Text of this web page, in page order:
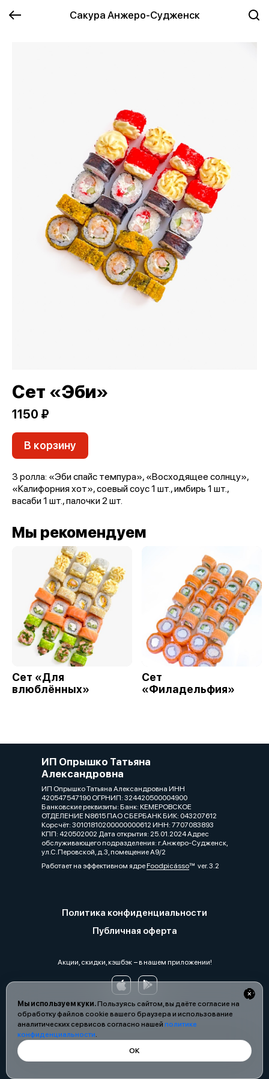
Сакура Анжеро-Судженск
Мы используем куки.Пользуясь сайтом, вы даёте согласие на
обработку файлов cookie вашего браузера и использование
аналитических сервисов согласно нашей политике
конфиденциальности.
ОК
Сет «Эби»
1150 ₽
В корзину
3 ролла: «Эби спайс темпура», «Восходящее солнцу»,
«Калифорния хот», соевый соус 1 шт., имбирь 1 шт.,
васаби 1 шт., палочки 2 шт.
Мы рекомендуем
Сет «Для
влюблённых»
Сет
«Филадельфия»
ИП Опрышко Татьяна
Александровна
ИП Опрышко Татьяна Александровна ИНН
420547547190 ОГРНИП: 324420500004900
Банковские реквизиты: Банк: КЕМЕРОВСКОЕ
ОТДЕЛЕНИЕ N8615 ПАО СБЕРБАНК БИК: 043207612
Корсчёт: 30101810200000000612 ИНН: 7707083893
КПП: 420502002 Дата открытия: 25.01.2024 Адрес
обслуживающего подразделения: г.Анжеро-Судженск,
ул.С.Перовской, д.3, помещение А9/2
Работает на эффективном ядреFoodpicássover. 3.2
Политика конфиденциальности
Публичная оферта
Акции, скидки, кэшбэк − в нашем приложении!